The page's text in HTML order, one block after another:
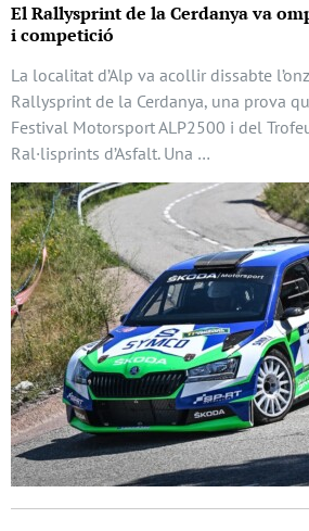
El Rallysprint de la Cerdanya va
i competició
La localitat d’Alp va acollir dissabte
Rallysprint de la Cerdanya, una prova
Festival Motorsport ALP2500 i del
Ral·lisprints d’Asfalt. Una …